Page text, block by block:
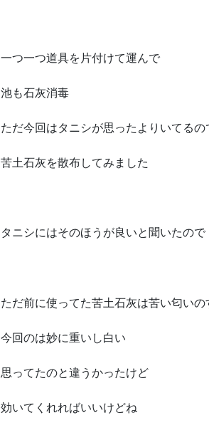
一つ一つ道具を片付けて運んで
池も石灰消毒
ただ今回はタニシが思ったよりいてるの
苦土石灰を散布してみました
タニシにはそのほうが良いと聞いたので
ただ前に使ってた苦土石灰は苦い匂い
今回のは妙に重いし白い
思ってたのと違うかったけど
効いてくれればいいけどね